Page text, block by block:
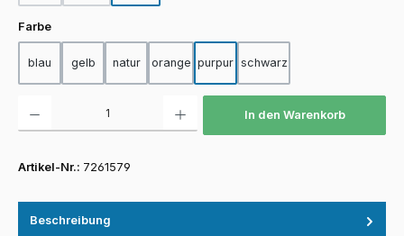
Farbeauswählen
blau gelb natur orange purpur schwarz
In den Warenkorb
Artikel-Nr.: 7261579
Beschreibung